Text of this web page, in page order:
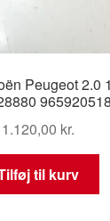
Peugeot 2.0
1.120,00 kr.
til kurv